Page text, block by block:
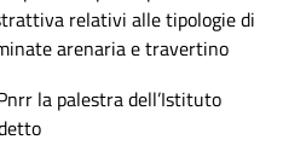
relativi alle tipologie di
arenaria e travertino
la palestra dell’Istituto